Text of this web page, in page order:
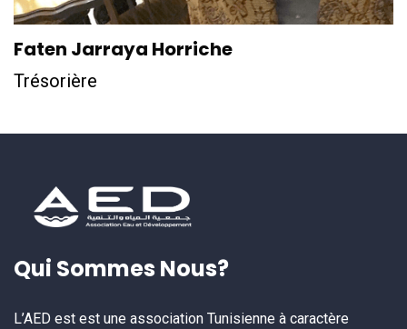
Faten Jarraya Horriche
Trésorière
Qui Sommes Nous?
L’AED est est une association Tunisienne à caractère